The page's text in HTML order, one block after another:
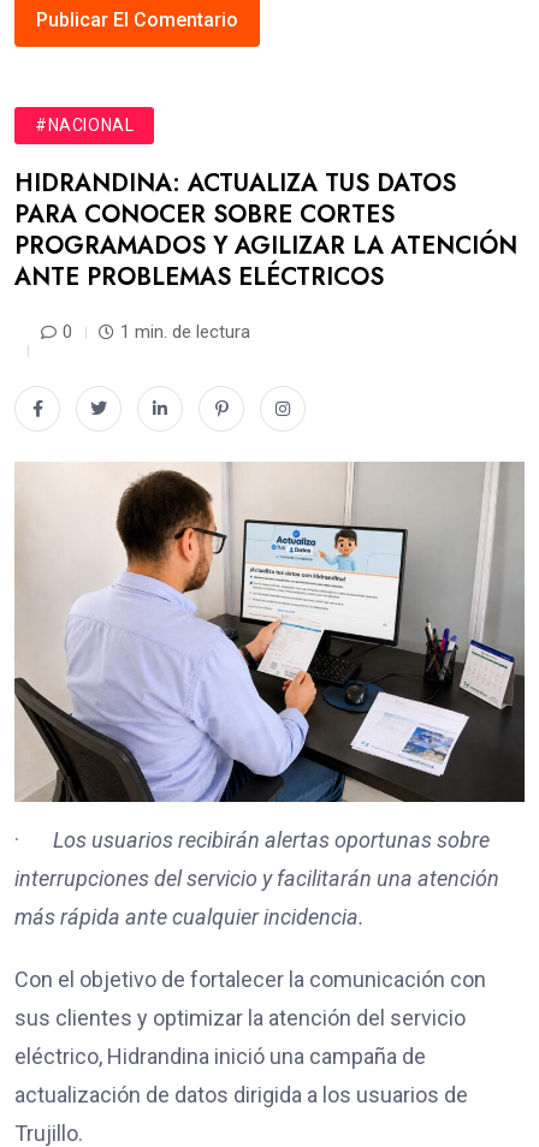
#NACIONAL
HIDRANDINA: ACTUALIZA TUS DATOS
PARA CONOCER SOBRE CORTES
PROGRAMADOS Y AGILIZAR LA ATENCIÓN
ANTE PROBLEMAS ELÉCTRICOS
0 1 min. de lectura
· Los usuarios recibirán alertas oportunas sobre
interrupciones del servicio y facilitarán una atención
más rápida ante cualquier incidencia.
Con el objetivo de fortalecer la comunicación con
sus clientes y optimizar la atención del servicio
eléctrico, Hidrandina inició una campaña de
actualización de datos dirigida a los usuarios de
Trujillo.